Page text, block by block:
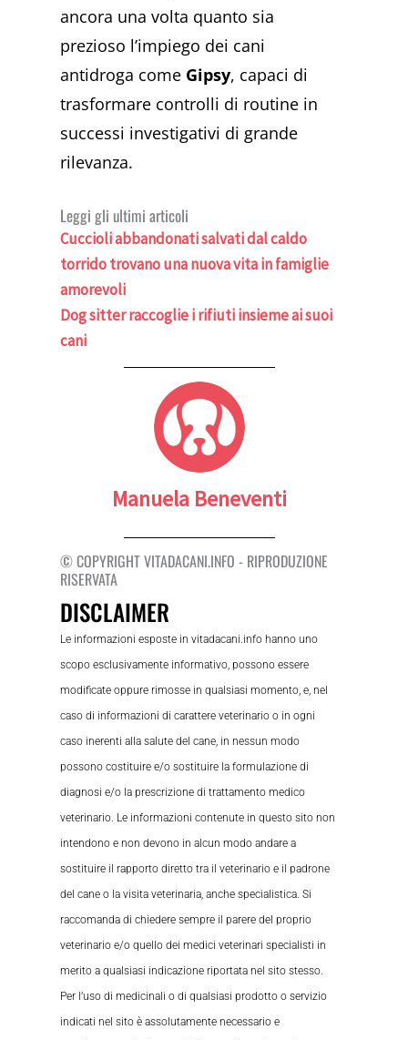
ancora una volta quanto sia
prezioso l’impiego dei cani
antidroga come Gipsy, capaci di
trasformare controlli di routine in
successi investigativi di grande
rilevanza.
Leggi gli ultimi articoli
Cuccioli abbandonati salvati dal caldo
torrido trovano una nuova vita in famiglie
amorevoli
Dog sitter raccoglie i rifiuti insieme ai suoi
cani
Manuela Beneventi
© COPYRIGHT VITADACANI.INFO - RIPRODUZIONE
RISERVATA
DISCLAIMER
Le informazioni esposte in vitadacani.info hanno uno
scopo esclusivamente informativo, possono essere
modificate oppure rimosse in qualsiasi momento, e, nel
caso di informazioni di carattere veterinario o in ogni
caso inerenti alla salute del cane, in nessun modo
possono costituire e/o sostituire la formulazione di
diagnosi e/o la prescrizione di trattamento medico
veterinario. Le informazioni contenute in questo sito non
intendono e non devono in alcun modo andare a
sostituire il rapporto diretto tra il veterinario e il padrone
del cane o la visita veterinaria, anche specialistica. Si
raccomanda di chiedere sempre il parere del proprio
veterinario e/o quello dei medici veterinari specialisti in
merito a qualsiasi indicazione riportata nel sito stesso.
Per l’uso di medicinali o di qualsiasi prodotto o servizio
indicati nel sito è assolutamente necessario e